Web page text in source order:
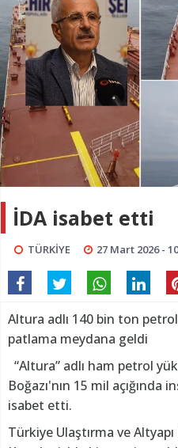
İDA isabet etti
TÜRKİYE 27 Mart 2026 -
Altura adlı 140 bin ton
patlama meydana geldi
“Altura” adlı ham petrol
Boğazı'nın 15 mil açığında
isabet etti.
Türkiye Ulaştırma ve